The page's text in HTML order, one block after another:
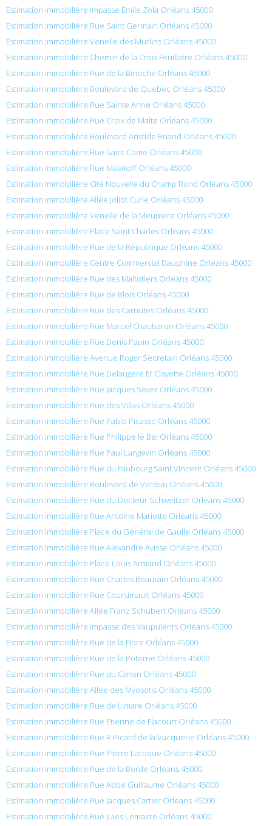
Estimation immobilière Impasse Émile Zola Orléans 45000
Estimation immobilière Rue Saint Germain Orléans 45000
Estimation immobilière Venelle des Murlins Orléans 45000
Estimation immobilière Chemin de la Croix Feuillatre Orléans 45000
Estimation immobilière Rue de la Binoche Orléans 45000
Estimation immobilière Boulevard de Quebec Orléans 45000
Estimation immobilière Rue Sainte Anne Orléans 45000
Estimation immobilière Rue Croix de Malte Orléans 45000
Estimation immobilière Boulevard Aristide Briand Orléans 45000
Estimation immobilière Rue Saint Come Orléans 45000
Estimation immobilière Rue Malakoff Orléans 45000
Estimation immobilière Cité Nouvelle du Champ Rond Orléans 45000
Estimation immobilière Allée Joliot Curie Orléans 45000
Estimation immobilière Venelle de la Meuniere Orléans 45000
Estimation immobilière Place Saint Charles Orléans 45000
Estimation immobilière Rue de la République Orléans 45000
Estimation immobilière Centre Commercial Dauphine Orléans 45000
Estimation immobilière Rue des Maltotiers Orléans 45000
Estimation immobilière Rue de Blois Orléans 45000
Estimation immobilière Rue des Carnutes Orléans 45000
Estimation immobilière Rue Marcel Chaubaron Orléans 45000
Estimation immobilière Rue Denis Papin Orléans 45000
Estimation immobilière Avenue Roger Secretain Orléans 45000
Estimation immobilière Rue Delaugere Et Clayette Orléans 45000
Estimation immobilière Rue Jacques Soyer Orléans 45000
Estimation immobilière Rue des Villas Orléans 45000
Estimation immobilière Rue Pablo Picasso Orléans 45000
Estimation immobilière Rue Philippe le Bel Orléans 45000
Estimation immobilière Rue Paul Langevin Orléans 45000
Estimation immobilière Rue du Faubourg Saint Vincent Orléans 45000
Estimation immobilière Boulevard de Verdun Orléans 45000
Estimation immobilière Rue du Docteur Schweitzer Orléans 45000
Estimation immobilière Rue Antoine Mariotte Orléans 45000
Estimation immobilière Place du Général de Gaulle Orléans 45000
Estimation immobilière Rue Alexandre Avisse Orléans 45000
Estimation immobilière Place Louis Armand Orléans 45000
Estimation immobilière Rue Charles Beaurain Orléans 45000
Estimation immobilière Rue Coursimault Orléans 45000
Estimation immobilière Allée Franz Schubert Orléans 45000
Estimation immobilière Impasse des Vaupulents Orléans 45000
Estimation immobilière Rue de la Flore Orléans 45000
Estimation immobilière Rue de la Poterne Orléans 45000
Estimation immobilière Rue du Canon Orléans 45000
Estimation immobilière Allée des Myosotis Orléans 45000
Estimation immobilière Rue de Limare Orléans 45000
Estimation immobilière Rue Etienne de Flacourt Orléans 45000
Estimation immobilière Rue R Picard de la Vacquerie Orléans 45000
Estimation immobilière Rue Pierre Laroque Orléans 45000
Estimation immobilière Rue de la Borde Orléans 45000
Estimation immobilière Rue Abbe Guillaume Orléans 45000
Estimation immobilière Rue Jacques Cartier Orléans 45000
Estimation immobilière Rue Jules Lemaitre Orléans 45000